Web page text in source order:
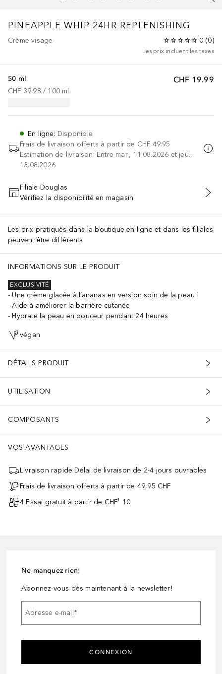
PINEAPPLE WHIP 24HR REPLENISHING
Crème visage 0 (0)
Les prix incluent les taxes
CHF 19.99
50 ml
CHF 39.98 / 100 ml
En ligne: Disponible
Frais de livraison offerts à partir de CHF 49.95
Estimation de livraison: Entre mar., 11.08.2026 et jeu.,
13.08.2026
AJOUTER AU PANIER
Filiale Douglas
Vérifiez la disponibilité en magasin
Les prix pratiqués dans la boutique en ligne et dans les filiales
peuvent être différents
INFORMATIONS SUR LE PRODUIT
EXCLUSIVITÉ
Une crème glacée à l’ananas en version soin de la peau !
Aide à améliorer la barrière cutanée
Hydrate la peau en douceur pendant 24 heures
végan
DÉTAILS PRODUIT
UTILISATION
COMPOSANTS
VOS AVANTAGES
Livraison rapide Délai de livraison de 2-4 jours ouvrables
Frais de livraison offerts à partir de 49,95 CHF
4 Essai gratuit à partir de CHF¹ 10
Ne manquez rien!
Abonnez-vous dès maintenant à la newsletter!
Adresse e-mail*
CONNEXION